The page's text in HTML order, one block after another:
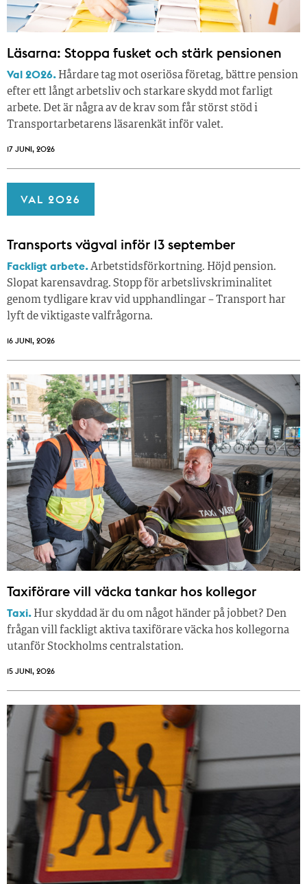
Läsarna: Stoppa fusket och stärk pensionen
Val 2026. Hårdare tag mot oseriösa företag, bättre pension
efter ett långt arbetsliv och starkare skydd mot farligt
arbete. Det är några av de krav som får störst stöd i
Transportarbetarens läsar­enkät inför valet.
17 JUNI, 2026
VAL 2026
Transports vägval inför 13 september
Fackligt arbete.Arbetstidsförkortning. Höjd pension.
Slopat karensavdrag. Stopp för arbetslivskriminalitet
genom tydligare krav vid upphandlingar – Transport har
lyft de viktigaste valfrågorna.
16 JUNI, 2026
Taxiförare vill väcka tankar hos kollegor
Taxi. Hur skyddad är du om något händer på jobbet? Den
frågan vill fackligt aktiva taxiförare väcka hos kollegorna
utanför Stockholms centralstation.
15 JUNI, 2026